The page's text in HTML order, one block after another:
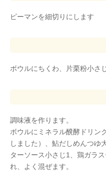
ピーマンを細切りにします
ボウルにちくわ、片栗粉小さ
調味液を作ります。
ボウルにミネラル醗酵ドリン
しました）、鮎だしめんつゆ
ターソース小さじ1、鶏ガラ
れ、よく混ぜます。